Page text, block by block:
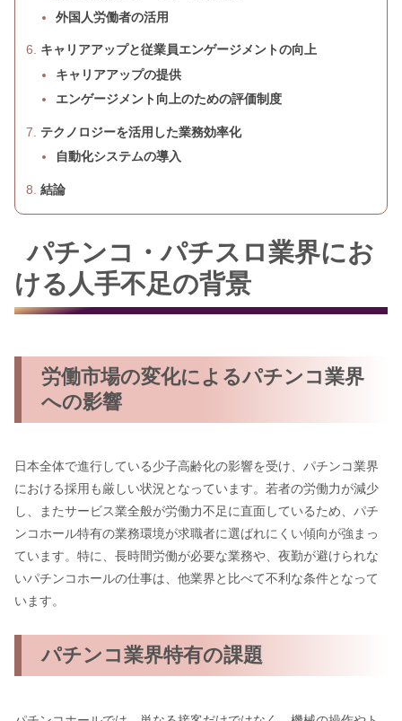
外国人労働者の活用
キャリアアップと従業員エンゲージメントの向上
キャリアアップの提供
エンゲージメント向上のための評価制度
テクノロジーを活用した業務効率化
自動化システムの導入
結論
パチンコ・パチスロ業界にお
ける人手不足の背景
労働市場の変化によるパチンコ業界
への影響
日本全体で進行している少子高齢化の影響を受け、パチンコ業界
における採用も厳しい状況となっています。若者の労働力が減少
し、またサービス業全般が労働力不足に直面しているため、パチ
ンコホール特有の業務環境が求職者に選ばれにくい傾向が強まっ
ています。特に、長時間労働が必要な業務や、夜勤が避けられな
いパチンコホールの仕事は、他業界と比べて不利な条件となって
います。
パチンコ業界特有の課題